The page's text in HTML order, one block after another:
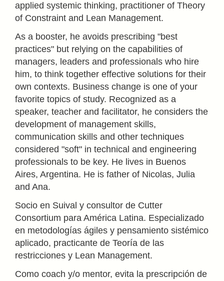
applied systemic thinking, practitioner of Theory
of Constraint and Lean Management.
As a booster, he avoids prescribing "best
practices" but relying on the capabilities of
managers, leaders and professionals who hire
him, to think together effective solutions for their
own contexts. Business change is one of your
favorite topics of study. Recognized as a
speaker, teacher and facilitator, he considers the
development of management skills,
communication skills and other techniques
considered "soft" in technical and engineering
professionals to be key. He lives in Buenos
Aires, Argentina. He is father of Nicolas, Julia
and Ana.
Socio en Suival y consultor de Cutter
Consortium para América Latina. Especializado
en metodologías ágiles y pensamiento sistémico
aplicado, practicante de Teoría de las
restricciones y Lean Management.
Como coach y/o mentor, evita la prescripción de